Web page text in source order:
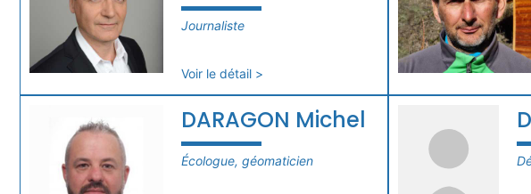
Journaliste
Voir le détail >
DARAGON Michel
Écologue, géomaticien